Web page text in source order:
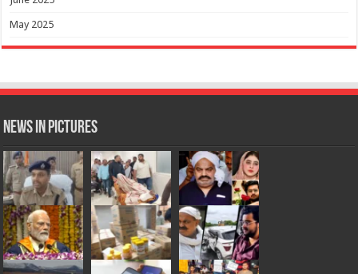
May 2025
News in Pictures